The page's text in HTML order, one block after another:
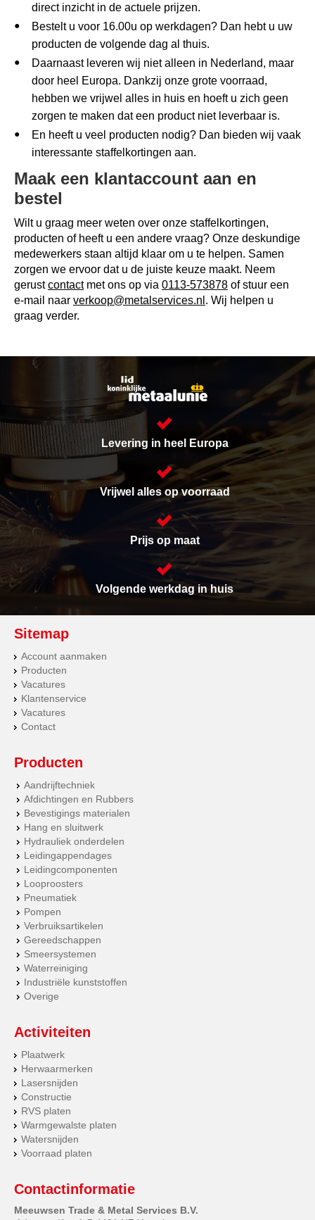
direct inzicht in de actuele prijzen.
Bestelt u voor 16.00u op werkdagen? Dan hebt u uw
producten de volgende dag al thuis.
Daarnaast leveren wij niet alleen in Nederland, maar
door heel Europa. Dankzij onze grote voorraad,
hebben we vrijwel alles in huis en hoeft u zich geen
zorgen te maken dat een product niet leverbaar is.
En heeft u veel producten nodig? Dan bieden wij vaak
interessante staffelkortingen aan.
Maak een klantaccount aan en
bestel
Wilt u graag meer weten over onze staffelkortingen,
producten of heeft u een andere vraag? Onze deskundige
medewerkers staan altijd klaar om u te helpen. Samen
zorgen we ervoor dat u de juiste keuze maakt. Neem
gerustcontactmet ons op via 0113-573878 of stuur een
e-mail naar verkoop@metalservices.nl . Wij helpen u
graag verder.
Levering in heel Europa
Vrijwel alles op voorraad
Prijs op maat
Volgende werkdag in huis
Sitemap
Account aanmaken
Producten
Vacatures
Klantenservice
Vacatures
Contact
Producten
Aandrijftechniek
Afdichtingen en Rubbers
Bevestigings materialen
Hang en sluitwerk
Hydrauliek onderdelen
Leidingappendages
Leidingcomponenten
Looproosters
Pneumatiek
Pompen
Verbruiksartikelen
Gereedschappen
Smeersystemen
Waterreiniging
Industriële kunststoffen
Overige
Activiteiten
Plaatwerk
Herwaarmerken
Lasersnijden
Constructie
RVS platen
Warmgewalste platen
Watersnijden
Voorraad platen
Contactinformatie
Meeuwsen Trade & Metal Services B.V.